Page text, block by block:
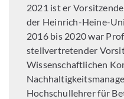
2021 ist er
der Heinrich-Heine-
2016 bis 2020 war
stellvertretender
Wissenschaftlichen
Hochschullehrer für